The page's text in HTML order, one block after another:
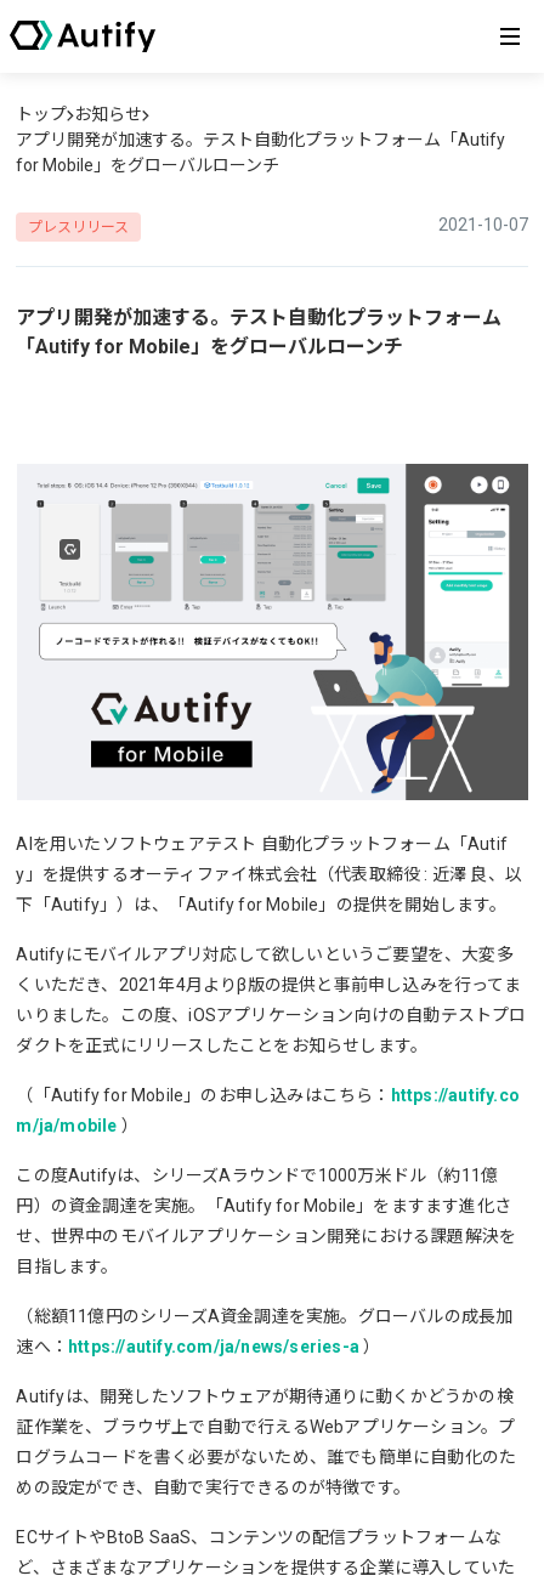
トップ お知らせ
アプリ開発が加速する。テスト自動化プラットフォーム「Autify
for Mobile」をグローバルローンチ
プレスリリース 2021-10-07
アプリ開発が加速する。テスト自動化プラットフォーム
「Autify for Mobile」をグローバルローンチ
AIを用いたソフトウェアテスト 自動化プラットフォーム「Autif
y」を提供するオーティファイ株式会社（代表取締役 : 近澤 良、以
下「Autify」）は、「Autify for Mobile」の提供を開始します。
Autifyにモバイルアプリ対応して欲しいというご要望を、大変多
くいただき、2021年4月よりβ版の提供と事前申し込みを行ってま
いりました。この度、iOSアプリケーション向けの自動テストプロ
ダクトを正式にリリースしたことをお知らせします。
（「Autify for Mobile」のお申し込みはこちら：
https://autify.co
m/ja/mobile ）
この度Autifyは、シリーズAラウンドで1000万米ドル（約11億
円）の資金調達を実施。「Autify for Mobile」をますます進化さ
せ、世界中のモバイルアプリケーション開発における課題解決を
目指します。
（総額11億円のシリーズA資金調達を実施。グローバルの成長加
速へ： https://autify.com/ja/news/series-a ）
Autifyは、開発したソフトウェアが期待通りに動くかどうかの検
証作業を、ブラウザ上で自動で行えるWebアプリケーション。プ
ログラムコードを書く必要がないため、誰でも簡単に自動化のた
めの設定ができ、自動で実行できるのが特徴です。
ECサイトやBtoB SaaS、コンテンツの配信プラットフォームな
ど、さまざまなアプリケーションを提供する企業に導入していた